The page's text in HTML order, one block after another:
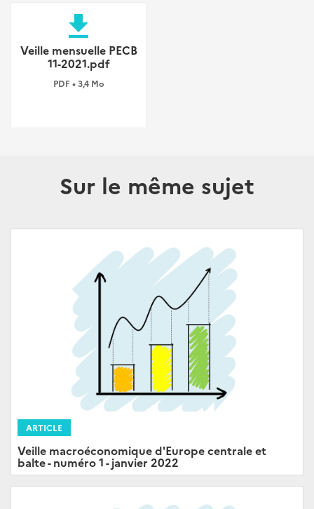
file_download
Veille mensuelle PECB
11-2021.pdf
PDF • 3,4 Mo
Sur le même sujet
ARTICLE
Veille macroéconomique d'Europe centrale et
balte - numéro 1 - janvier 2022